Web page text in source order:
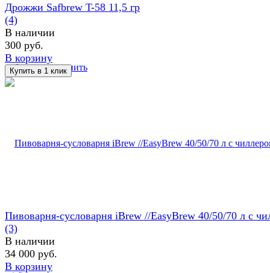
избранное сравнить
Дрожжи Safbrew T-58 11,5 гр
(4)
В наличии
300 руб.
В корзину
Пивоварня-сусловарня iBrew //EasyBrew 40/50/70 л с
(3)
В наличии
34 000 руб.
В корзину